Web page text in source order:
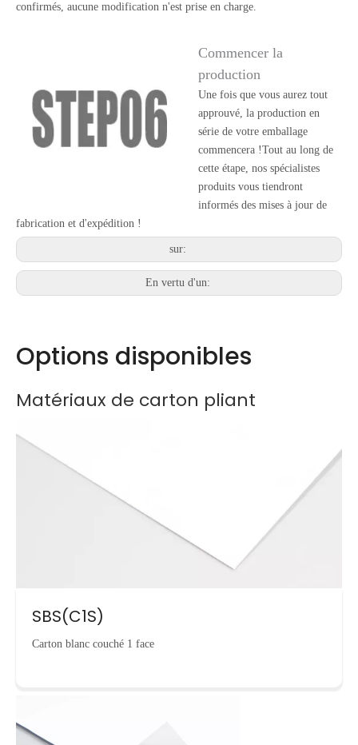
confirmés, aucune modification n'est prise en charge.
Commencer la
production
Une fois que vous aurez tout
approuvé, la production en
série de votre emballage
commencera !Tout au long de
cette étape, nos spécialistes
produits vous tiendront
informés des mises à jour de
fabrication et d'expédition !
sur:
En vertu d'un:
Options disponibles
Matériaux de carton pliant
SBS(C1S)
Carton blanc couché 1 face